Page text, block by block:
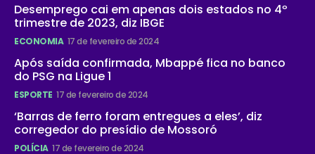
Desemprego cai em apenas dois estados no 4º
trimestre de 2023, diz IBGE
ECONOMIA 17 de fevereiro de 2024
Após saída confirmada, Mbappé fica no banco
do PSG na Ligue 1
ESPORTE 17 de fevereiro de 2024
‘Barras de ferro foram entregues a eles’, diz
corregedor do presídio de Mossoró
POLÍCIA 17 de fevereiro de 2024